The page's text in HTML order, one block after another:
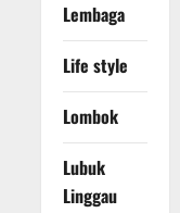
Lembaga
Life style
Lombok
Lubuk
Linggau